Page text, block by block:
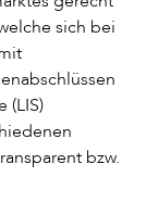
sich bei
(LIS)
bzw.